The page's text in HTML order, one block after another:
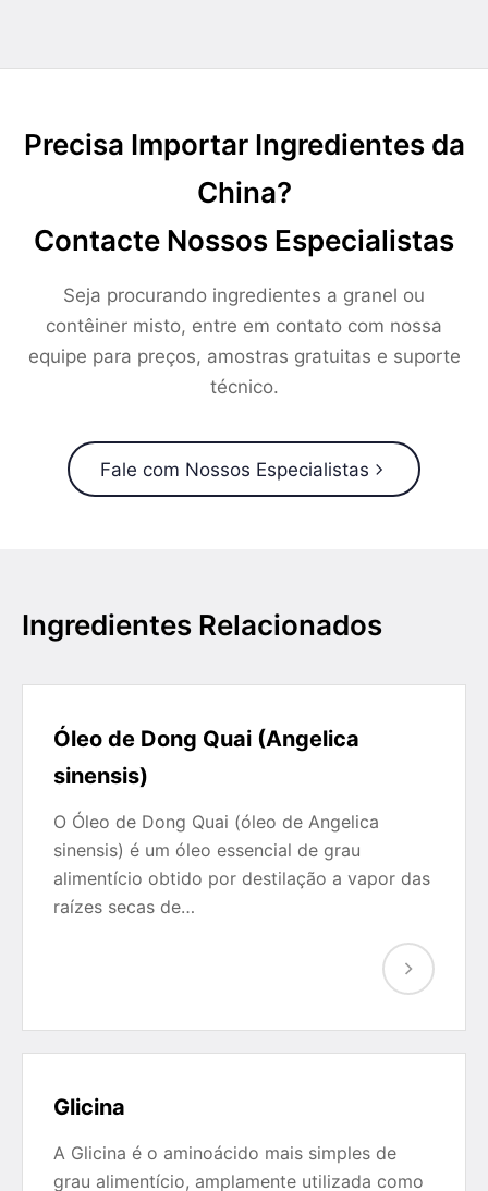
Precisa Importar Ingredientes da
China?
Contacte Nossos Especialistas
Seja procurando ingredientes a granel ou
contêiner misto, entre em contato com nossa
equipe para preços, amostras gratuitas e suporte
técnico.
Fale com Nossos Especialistas
Ingredientes Relacionados
Óleo de Dong Quai (Angelica
sinensis)
O Óleo de Dong Quai (óleo de Angelica
sinensis) é um óleo essencial de grau
alimentício obtido por destilação a vapor das
raízes secas de…
Glicina
A Glicina é o aminoácido mais simples de
grau alimentício, amplamente utilizada como